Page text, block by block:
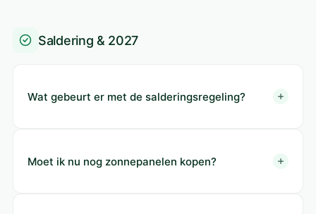
Saldering & 2027
Wat gebeurt er met de salderingsregeling?
Moet ik nu nog zonnepanelen kopen?